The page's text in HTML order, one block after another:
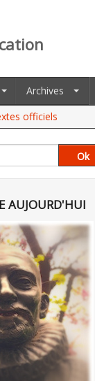
Archives
officiels
AUJOURD'HUI